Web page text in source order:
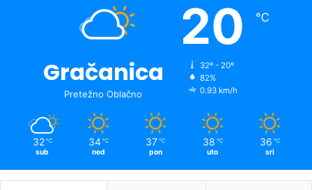
Gračanica
Pretežno Oblačno
20 ℃
32º - 20º
82%
0.93 km/h
32 ℃
sub
34 ℃
ned
37 ℃
pon
38 ℃
uto
36 ℃
sri